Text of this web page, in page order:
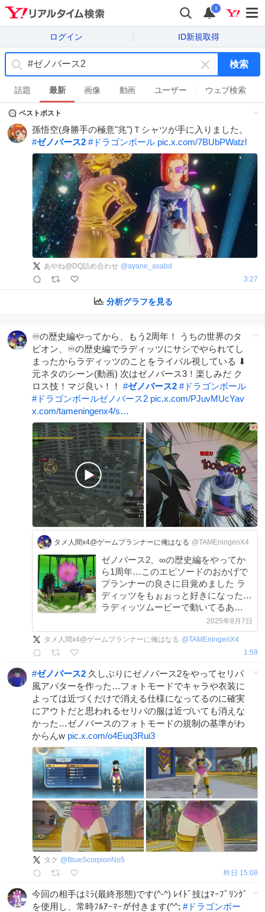
i
ログイン ID新規取得
キ
ー
ワ
ド
を
消
す
検索
話題 最新 画像 動画 ユーザー ウェブ検索
ベストポスト
孫悟空(身勝手の極意"兆")Ｔシャツが手に入りました。
#ゼノバース2 #ドラゴンボール pic.x.com/7BUbPWatzl
あやね@DQ詰め合わせ @ayane_asabd
3:27
分析グラフを見る
♾️の歴史編やってから、もう2周年！ うちの世界のタ
ピオン、♾️の歴史編でラディッツにサシでやられてし
まったからラディッツのことをライバル視している ⬇︎
元ネタのシーン(動画) 次はゼノバース3！楽しみだ ク
ロス技！マジ良い！！ #ゼノバース2 #ドラゴンボール
#ドラゴンボールゼノバース2 pic.x.com/PJuvMUcYav
x.com/tameningenx4/s…
タメ人間x4@ゲームプランナーに俺はなる @TAMEningenX4
ゼノバース2、∞の歴史編をやってか
ら1周年…このエピソードのおかげで
プランナーの良さに目覚めました ラ
ディッツをもぉぉっと好きになった…
ラディッツムービーで動いてるあ
くってたなー タピオンを推したのも
この時期だったな #ゼノバース2 #ド
2025年8月7日
タメ人間x4@ゲームプランナーに俺はなる @TAMEningenX4
1:59
#ゼノバース2 久しぶりにゼノバース2をやってセリパ
風アバターを作った…フォトモードでキャラや衣装に
よっては近づくだけで消える仕様になってるのに確実
にアウトだと思われるセリパの服は近づいても消えな
かった…ゼノバースのフォトモードの規制の基準がわ
からんw pic.x.com/o4Euq3Rui3
タク @ BlueScorpionNo5
昨日 15:08
今回の相手はﾐﾗ(最終形態)です(^-^) ﾚｲﾄﾞ技はﾏｰﾌﾞﾘﾝｸﾞ
を使用し、常時ﾌﾙｱｰﾏｰが付きます(^^; #ドラゴンボー